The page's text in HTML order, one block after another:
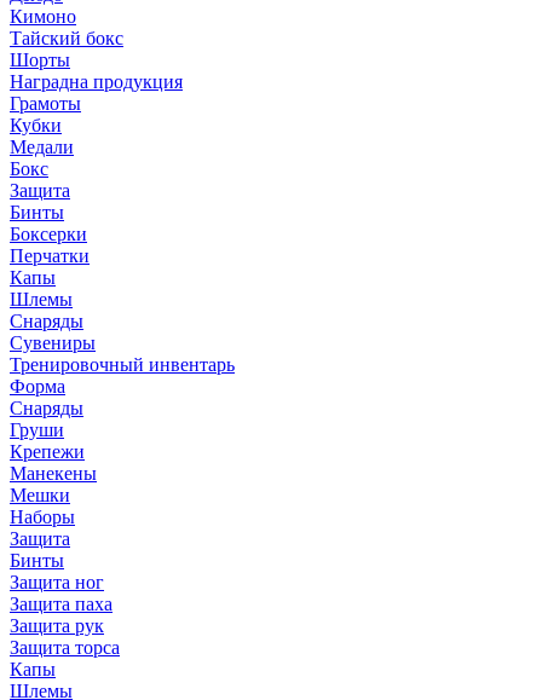
Кимоно
Тайский бокс
Шорты
Наградна продукция
Грамоты
Кубки
Медали
Бокс
Защита
Бинты
Боксерки
Перчатки
Капы
Шлемы
Снаряды
Сувениры
Тренировочный инвентарь
Форма
Снаряды
Груши
Крепежи
Манекены
Мешки
Наборы
Защита
Бинты
Защита ног
Защита паха
Защита рук
Защита торса
Капы
Шлемы